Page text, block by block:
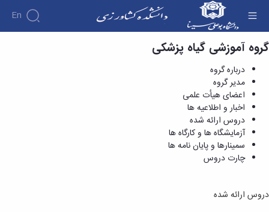
En
دروس ارائه شده - دانشکده کشاورزی
گروه آموزشی گیاه پزشکی
درباره گروه
مدیر گروه
اعضای هیأت علمی
اخبار و اطلاعیه ها
دروس ارائه شده
آزمایشگاه ها و کارگاه ها
سمینارها و پایان نامه ها
چارت دروس
دروس ارائه شده